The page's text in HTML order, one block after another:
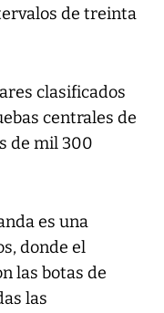
de treinta
clasificados
centrales de
de mil 300
es una
donde el
las botas de
las